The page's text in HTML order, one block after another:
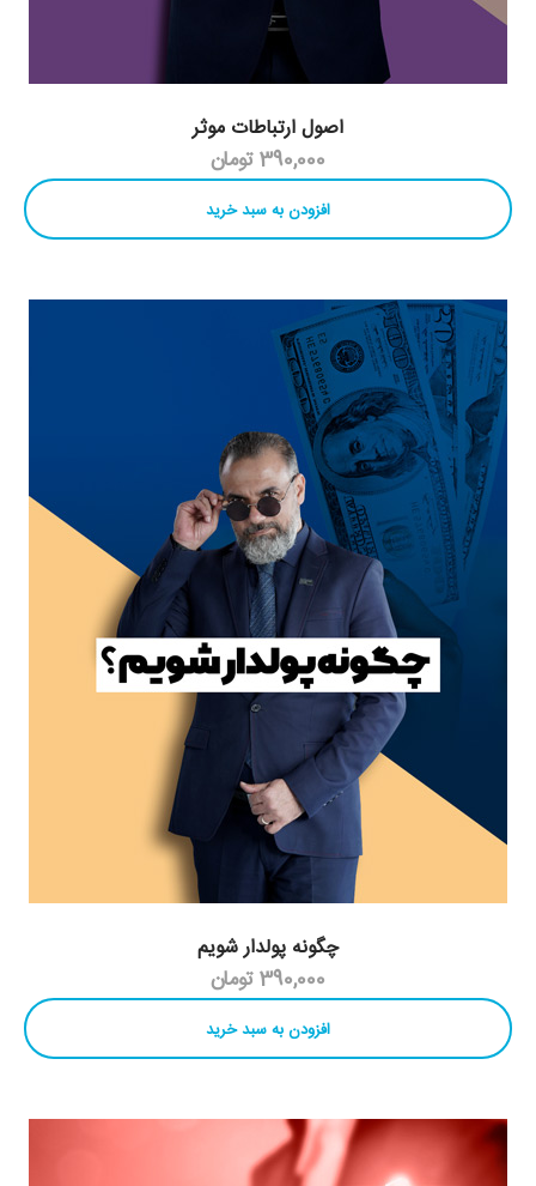
اصول ارتباطات موثر
390,000 تومان
افزودن به سبد خرید
چگونه پولدار شویم
390,000 تومان
افزودن به سبد خرید